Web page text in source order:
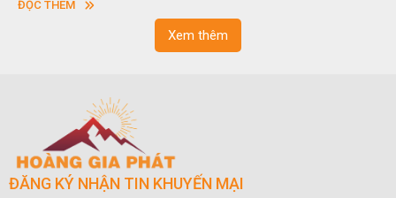
ĐỌC THÊM
Xem thêm
ĐĂNG KÝ NHẬN TIN KHUYẾN MẠI